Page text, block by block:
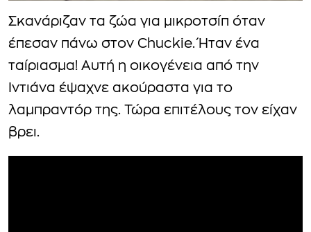
Σκανάριζαν τα ζώα για μικροτσίπ όταν
έπεσαν πάνω στον Chuckie. Ήταν ένα
ταίριασμα! Αυτή η οικογένεια από την
Ιντιάνα έψαχνε ακούραστα για το
λαμπραντόρ της. Τώρα επιτέλους τον είχαν
βρει.